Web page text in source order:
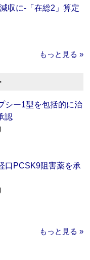
収に‐「在総2」算定
もっと見る »
シー1型を包括的に治
認
口PCSK9阻害薬を承
もっと見る »